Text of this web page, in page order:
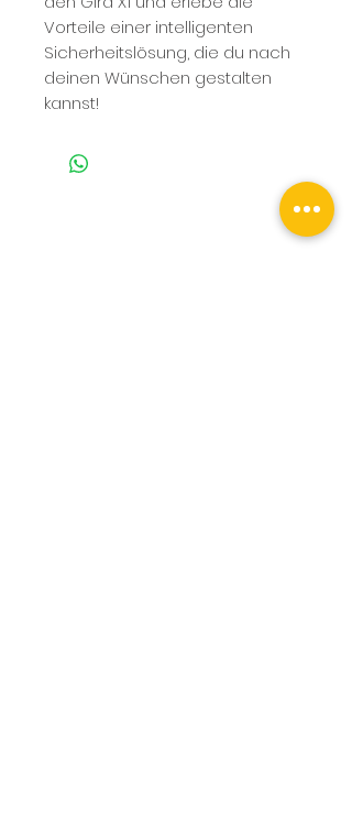
Vorteile einer intelligenten
Sicherheitslösung, die du nach
deinen Wünschen gestalten
kannst!
NOCH FRAGEN? KONTAKTIERE